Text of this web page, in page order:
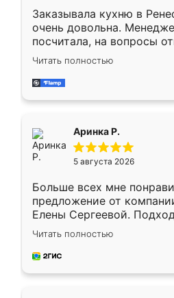
Заказывала кухню в
очень довольна.
посчитала, на вопросы
Замерщик приехал в
делу со всей
за день, ребята работали
Читать полностью
Аринка Р.
5 августа 2026
Больше всех мне
предложение от
Елены Сергеевой.
короткие сроки
для замера сотрудник
предложил по моему
Читать полностью